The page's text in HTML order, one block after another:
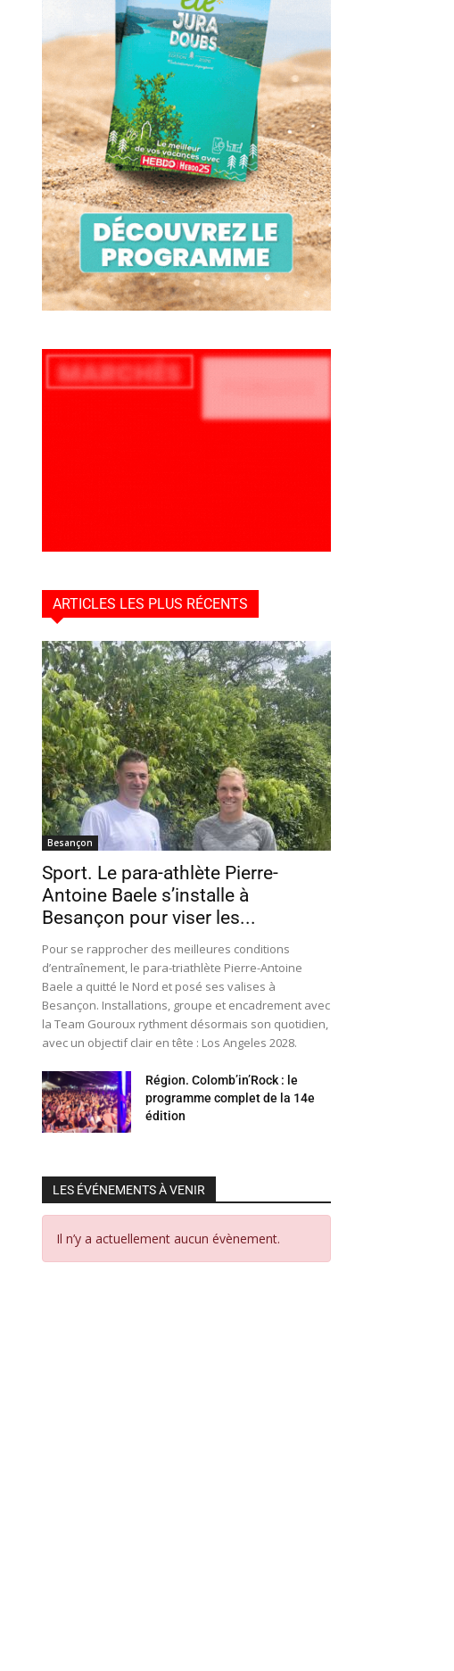
ARTICLES LES PLUS RÉCENTS
Besançon
Sport. Le para-athlète Pierre-
Antoine Baele s’installe à
Besançon pour viser les...
Pour se rapprocher des meilleures conditions
d’entraînement, le para-triathlète Pierre-Antoine
Baele a quitté le Nord et posé ses valises à
Besançon. Installations, groupe et encadrement avec
la Team Gouroux rythment désormais son quotidien,
avec un objectif clair en tête : Los Angeles 2028.
Région. Colomb’in’Rock : le
programme complet de la 14e
édition
LES ÉVÉNEMENTS À VENIR
Il n’y a actuellement aucun évènement.